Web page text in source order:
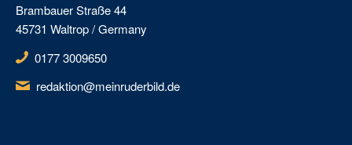
Brambauer Straße 44
45731 Waltrop / Germany
0177 3009650
redaktion@meinruderbild.de